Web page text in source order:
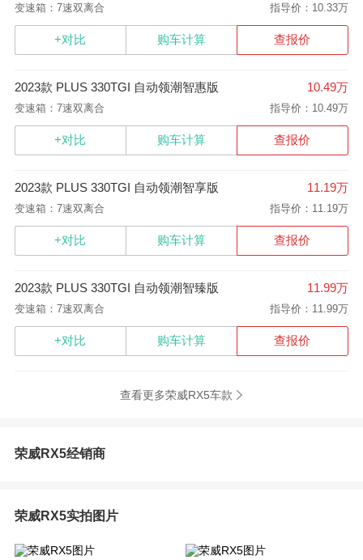
变速箱：7速双离合 指导价：10.33万
+对比 购车计算 查报价
2023款 PLUS 330TGI 自动领潮智惠版
变速箱：7速双离合
10.49万
指导价：10.49万
+对比 购车计算 查报价
2023款 PLUS 330TGI 自动领潮智享版
变速箱：7速双离合
11.19万
指导价：11.19万
+对比 购车计算 查报价
2023款 PLUS 330TGI 自动领潮智臻版
变速箱：7速双离合
11.99万
指导价：11.99万
+对比 购车计算 查报价
查看更多荣威RX5车款
荣威RX5经销商
荣威RX5实拍图片